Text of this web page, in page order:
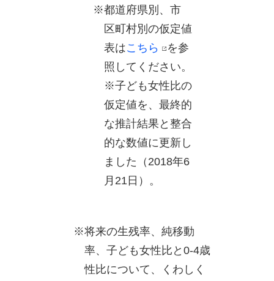
※都道府県別、市
区町村別の仮定値
表はこちら
を参
照してください。
※子ども女性比の
仮定値を、最終的
な推計結果と整合
的な数値に更新し
ました（2018年6
月21日）。
※将来の生残率、純移動
率、子ども女性比と0-4歳
性比について、くわしく